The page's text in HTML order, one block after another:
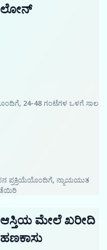
ಲೋನ್
24-48 ಗಂಟೆಗಳ ಒಳಗೆ ಸಾಲ
ಪ್ರಕ್ರಿಯೆಯೊಂದಿಗೆ, ನ್ಯಾಯಯುತ
ಆಸ್ತಿಯ ಮೇಲೆ ಖರೀದಿ
ಹಣಕಾಸು